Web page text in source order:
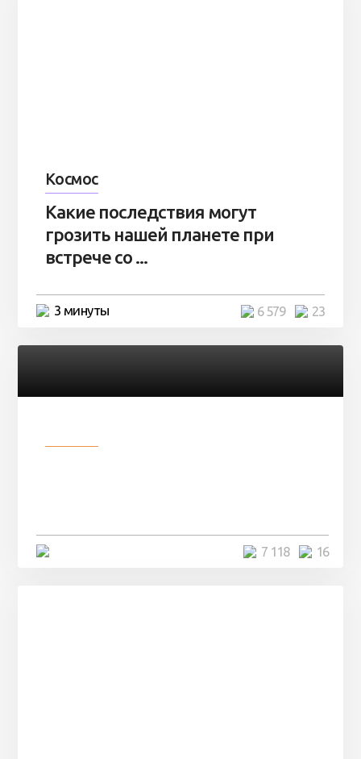
Космос
Какие последствия могут
грозить нашей планете при
встрече со ...
3 минуты 23
6 579
16
7 118